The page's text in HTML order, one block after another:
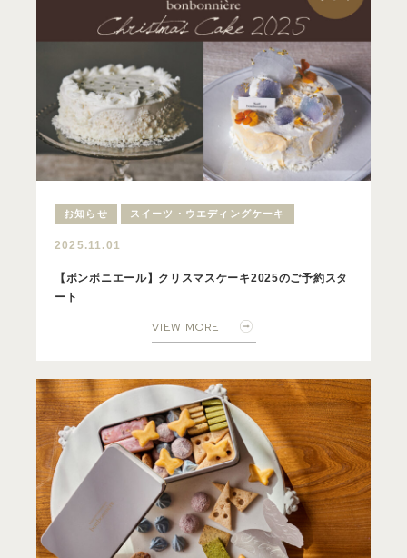
お知らせ スイーツ・ウエディングケーキ
2025.11.01
【ボンボニエール】クリスマスケーキ2025のご予約スタ
ート
VIEW MORE